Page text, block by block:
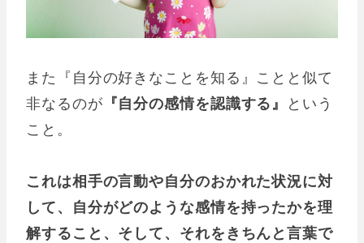
また『自分の好きなことを知る』ことと似て
非なるのが 『自分の感情を認識する』 という
こと。
これは相手の言動や自分のおかれた状況に対
して、自分がどのような感情を持ったかを理
解すること、そして、それをきちんと言葉で